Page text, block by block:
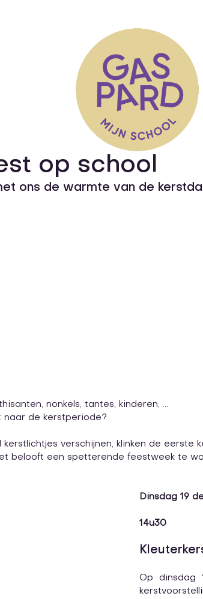
op school
ons de warmte van de
nonkels, tantes, kinderen, ...
naar de kerstperiode?
kerstlichtjes verschijnen, klinken de eerste
belooft een spetterende feestweek te
Dinsdag 19
14u30
Op dinsdag